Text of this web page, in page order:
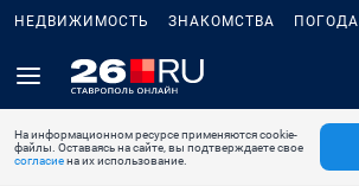
НЕДВИЖИМОСТЬ ЗНАКОМСТВА ПОГОДА
На информационном ресурсе применяются cookie-
файлы. Оставаясь на сайте, вы подтверждаете свое
согласиена их использование.